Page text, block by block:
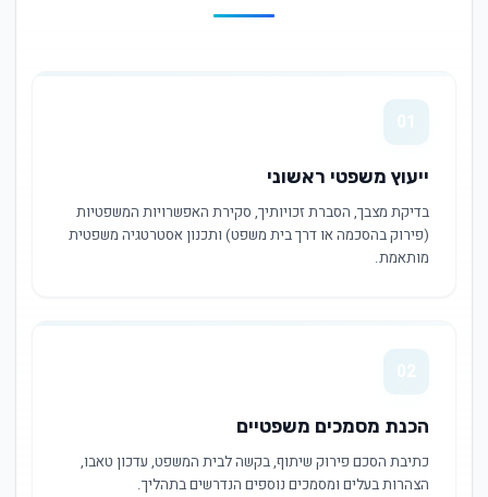
ייעוץ משפטי ראשוני
בדיקת מצבך, הסברת זכויותיך, סקירת האפשרויות המשפטיות
(פירוק בהסכמה או דרך בית משפט) ותכנון אסטרטגיה משפטית
מותאמת.
הכנת מסמכים משפטיים
כתיבת הסכם פירוק שיתוף, בקשה לבית המשפט, עדכון טאבו,
הצהרות בעלים ומסמכים נוספים הנדרשים בתהליך.